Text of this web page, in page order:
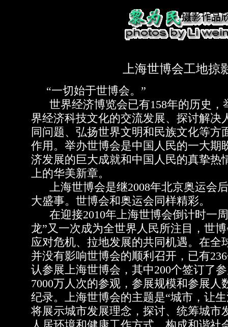
上海世博会工地掠
“一切始于世博会。”
世界经济博览会已有158年的历史，
界经济科技文化的交流发展、探讨解决
同问题、弘扬世界文明和民族文化等方
作用。举办世博会是中国人民的一大期
济发展的巨大成就和中国人民的真挚热
上的华美新章。
上海世博会是继2008年北京奥运会
大盛事。世博会和奥运会同样精彩。
在迎接2010年上海世博会倒计时一
龙”又一次成为全世界人民所注目，世
应对危机、拉地发展的共同机遇。在全
并没有影响世博会的顺利召开，已有
认参展上海世博会，其中200个签订了
7000万人次的参观，参展规模和参展人
纪录。上海世博会的主题是“城市，让
将展示城市发展理念，探讨、统筹城市